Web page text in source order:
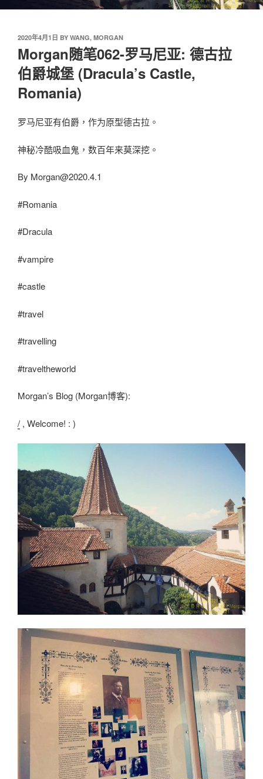
2020年4月1日 BY WANG, MORGAN
Morgan随笔062-罗马尼亚: 德古拉
伯爵城堡 (Dracula’s Castle,
Romania)
罗马尼亚有伯爵，作为原型德古拉。
神秘冷酷吸血鬼，数百年来莫深挖。
By Morgan@2020.4.1
#Romania
#Dracula
#vampire
#castle
#travel
#travelling
#traveltheworld
Morgan’s Blog (Morgan博客):
/ , Welcome! : )